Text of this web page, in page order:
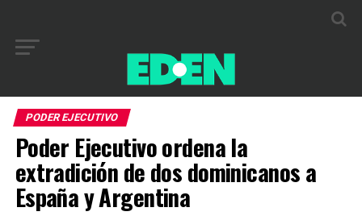
PODER EJECUTIVO
Poder Ejecutivo ordena la
extradición de dos dominicanos a
España y Argentina